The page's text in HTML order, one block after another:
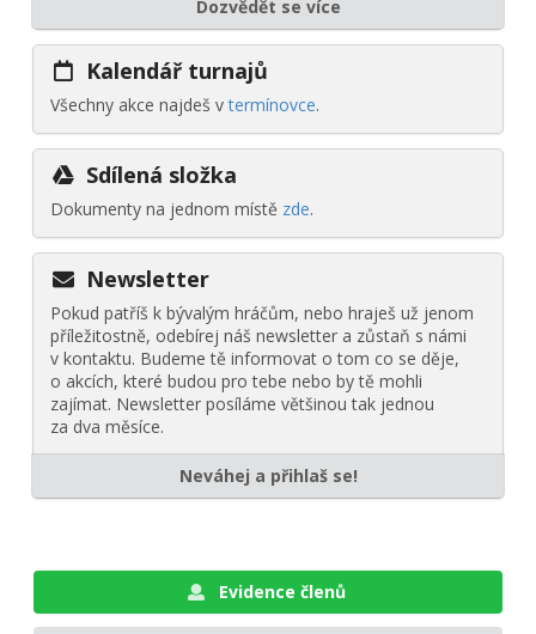
Dozvědět se více
Kalendář turnajů
Všechny akce najdeš vtermínovce.
Sdílená složka
Dokumenty na jednom místě zde.
Newsletter
Pokud patříš k bývalým hráčům, nebo hraješ už jenom
příležitostně, odebírej náš newsletter a zůstaň s námi
v kontaktu. Budeme tě informovat o tom co se děje,
o akcích, které budou pro tebe nebo by tě mohli
zajímat. Newsletter posíláme většinou tak jednou
za dva měsíce.
Neváhej a přihlaš se!
Evidence členů